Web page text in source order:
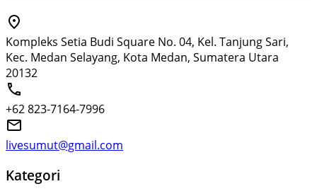
Kompleks Setia Budi Square No. 04, Kel. Tanjung Sari,
Kec. Medan Selayang, Kota Medan, Sumatera Utara
20132
+62 823-7164-7996
livesumut@gmail.com
Kategori